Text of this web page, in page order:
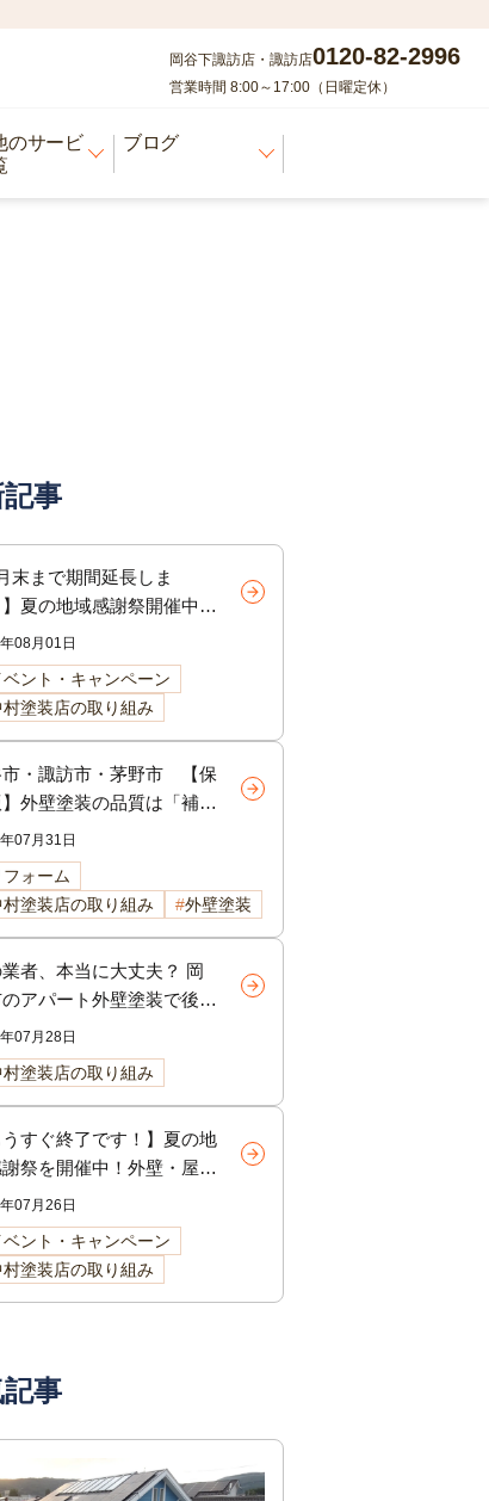
岡谷下諏訪店・諏訪店0120-82-2996
営業時間 8:00～17:00（日曜定休）
のサービ
ブログ
事
末まで期間延長しま
夏の地域感謝祭開催中！
屋根リフォームをご検討
へ
08月01日
ベント・キャンペーン
村塗装店の取り組み
市・諏訪市・茅野市 【保
外壁塗装の品質は「補
決まる！塗装前に行う下
の重要性を徹底解説
07月31日
フォーム
村塗装店の取り組み
外壁塗装
者、本当に大丈夫？ 岡
アパート外壁塗装で後悔
ための選び方
07月28日
村塗装店の取り組み
うすぐ終了です！】夏の地
祭を開催中！外壁・屋根
ームをご検討中の方へ
07月26日
ベント・キャンペーン
村塗装店の取り組み
記事